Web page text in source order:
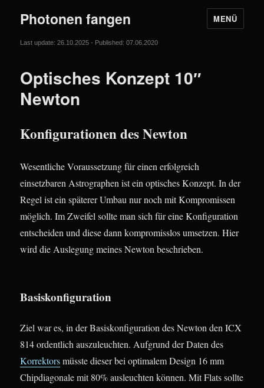
Photonen fangen MENÜ
Last update: 26.10.2025 - Published: 07.06.2020
Optisches Konzept 10″
Newton
Konfigurationen des Newton
Wesentliche Voraussetzung für einen erfolgreich
einsetzbaren Astrographen ist ein optisches Konzept. In der
Regel ist ein späterer Umbau nur noch mit Kompromissen
möglich. Im Zweifel sollte man sich für eine Konfiguration
entscheiden und diese dann kompromisslos umsetzen. Hier
wird die Auslegung meines Newton beschrieben.
Basiskonfiguration
Ziel war es, in der Basiskonfiguration des Newton den ICX
814 ordentlich auszuleuchten. Aufgrund der Daten des
Korrektorsmüsste dieser bei optimalem Design 16 mm
Chipdiagonale mit 80% ausleuchten können. Mit Flats sollte